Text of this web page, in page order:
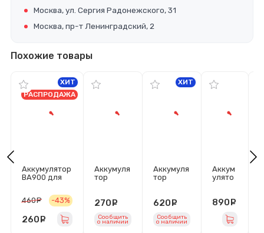
Москва, ул. Сергия Радонежского, 31
Москва, пр-т Ленинградский, 2
Похожие товары
Аккумулятор
BA900 для
J/Xperia
TX/Xperia
(LT29i/C1904/
ХИТ
РАСПРОДАЖА
460 руб.
-43%
260 руб.
Аккумуля
тор
Sony
XZ3 Dual
270 руб.
Сообщить
o наличии
Аккумуля
тор
Sony
(C6503)
ХИТ
620 руб.
Сообщить
o наличии
Аккум
улято
3ERPC
Sony
890